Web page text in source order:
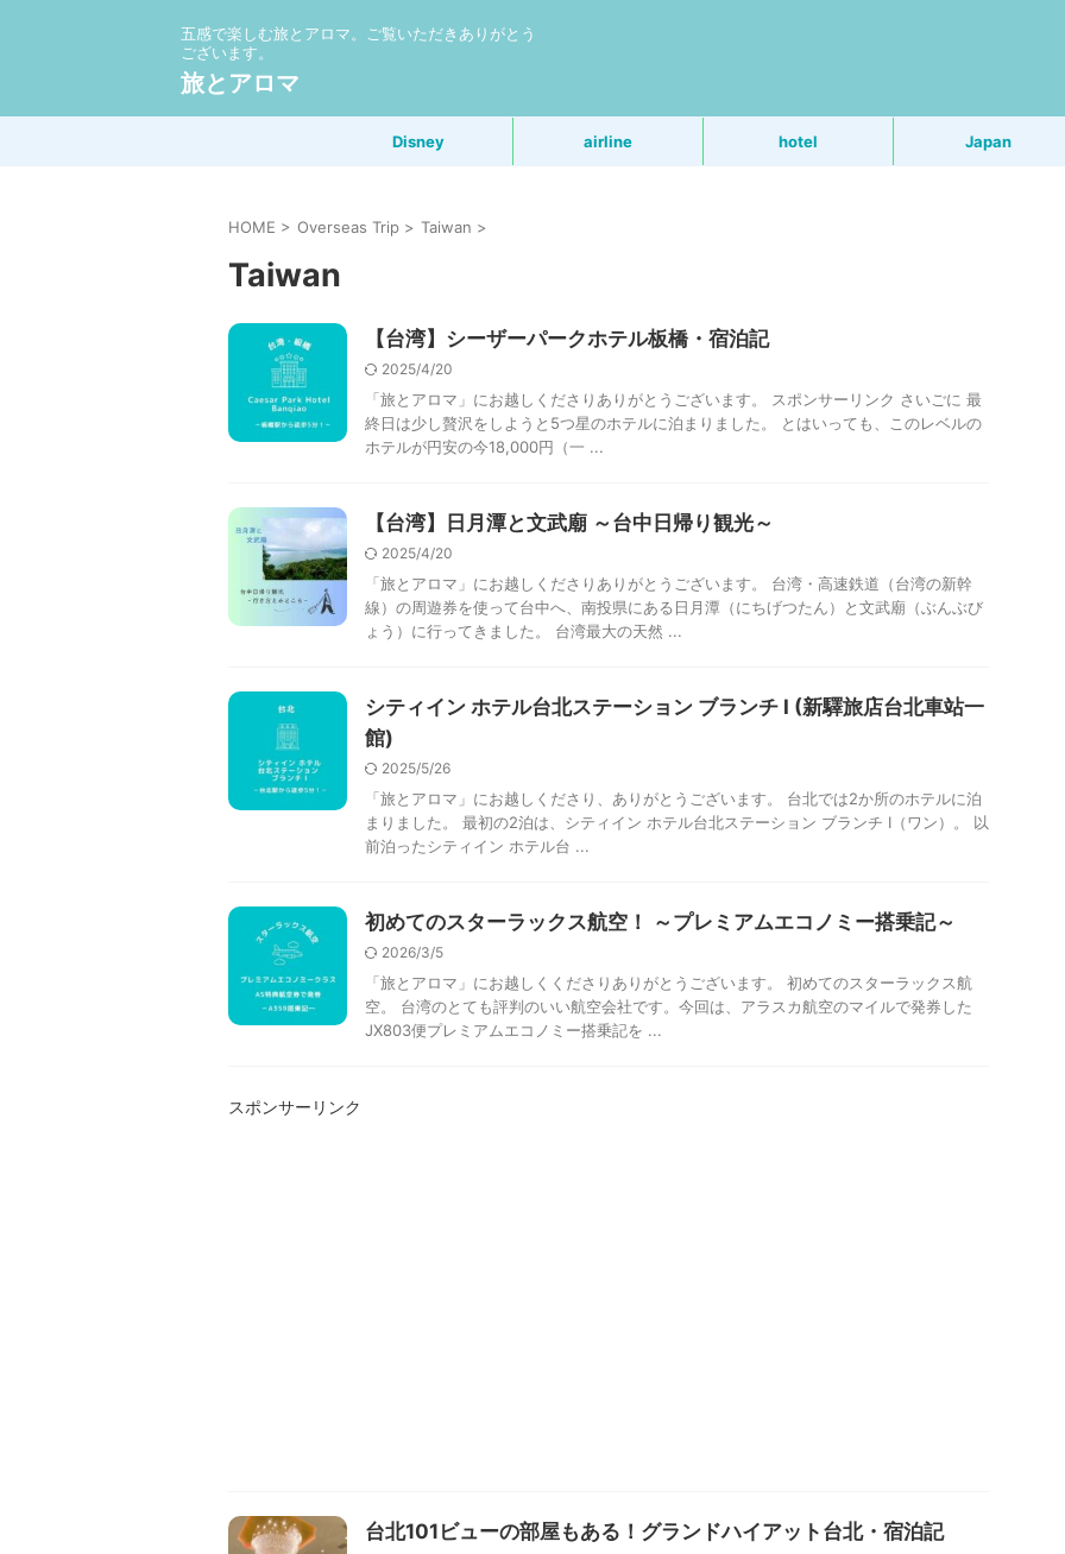
五感で楽しむ旅とアロマ。ご覧いただきありがとう
ございます。
旅とアロマ
Disney airline hotel Japan
HOME > Overseas Trip > Taiwan >
Taiwan
【台湾】シーザーパークホテル板橋・宿泊記
2025/4/20
「旅とアロマ」にお越しくださりありがとうございます。 スポンサーリンク さいごに 最
終日は少し贅沢をしようと5つ星のホテルに泊まりました。 とはいっても、このレベルの
ホテルが円安の今18,000円（一 ...
【台湾】日月潭と文武廟 ～台中日帰り観光～
2025/4/20
「旅とアロマ」にお越しくださりありがとうございます。 台湾・高速鉄道（台湾の新幹
線）の周遊券を使って台中へ、南投県にある日月潭（にちげつたん）と文武廟（ぶんぶび
ょう）に行ってきました。 台湾最大の天然 ...
シティイン ホテル台北ステーション ブランチ I (新驛旅店台北車站一
館)
2025/5/26
「旅とアロマ」にお越しくださり、ありがとうございます。 台北では2か所のホテルに泊
まりました。 最初の2泊は、シティイン ホテル台北ステーション ブランチ I（ワン）。 以
前泊ったシティイン ホテル台 ...
初めてのスターラックス航空！ ～プレミアムエコノミー搭乗記～
2026/3/5
「旅とアロマ」にお越しくくださりありがとうございます。 初めてのスターラックス航
空。 台湾のとても評判のいい航空会社です。今回は、アラスカ航空のマイルで発券した
JX803便プレミアムエコノミー搭乗記を ...
スポンサーリンク
台北101ビューの部屋もある！グランドハイアット台北・宿泊記